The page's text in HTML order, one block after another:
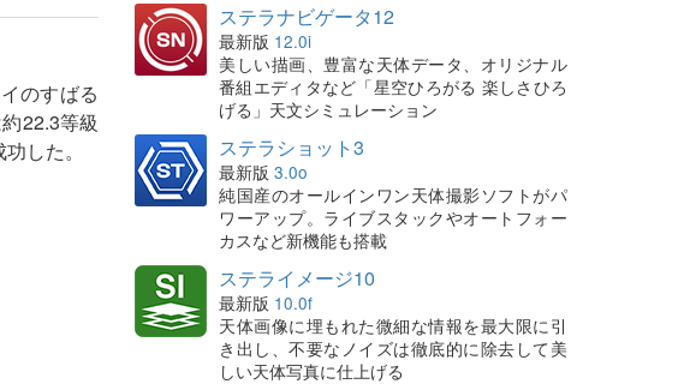
のすばる
22.3等級
した。
ステラナビゲータ12
最新版 12.0i
美しい描画、豊富な天体データ、オリジナル
番組エディタなど「星空ひろがる 楽しさひろ
げる」天文シミュレーション
ステラショット3
最新版 3.0o
純国産のオールインワン天体撮影ソフトがパ
ワーアップ。ライブスタックやオートフォー
カスなど新機能も搭載
ステライメージ10
最新版 10.0f
天体画像に埋もれた微細な情報を最大限に引
き出し、不要なノイズは徹底的に除去して美
しい天体写真に仕上げる